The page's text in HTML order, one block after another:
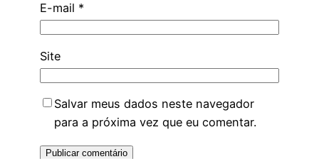
E-mail *
Site
Salvar meus dados neste navegador
para a próxima vez que eu comentar.